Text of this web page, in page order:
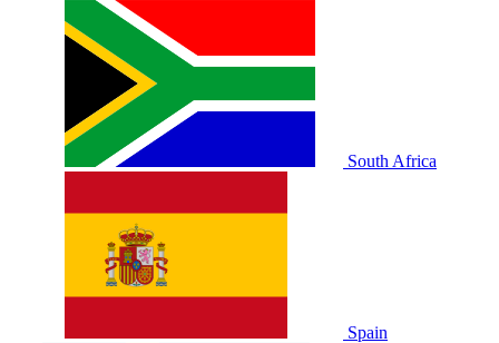
South Africa
Spain